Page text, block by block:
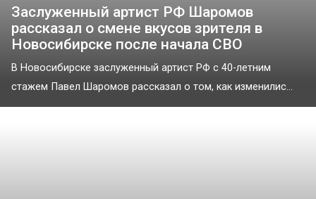
Заслуженный артист РФ Шаромов
рассказал о смене вкусов зрителя в
Новосибирске после начала СВО
В Новосибирске заслуженный артист РФ с 40-летним
стажем Павел Шаромов рассказал о том, как изменилис...